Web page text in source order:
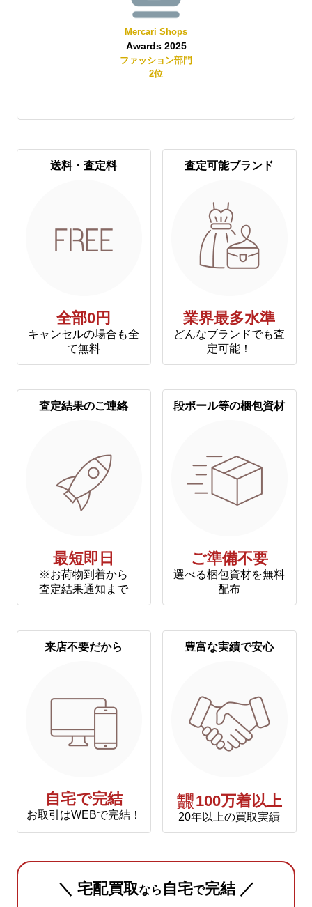
Mercari Shops
Awards 2025
ファッション部門
2位
送料・査定料
全部0円
キャンセルの場合も全
て無料
査定可能ブランド
業界最多水準
どんなブランドでも査
定可能！
査定結果のご連絡
最短即日
※お荷物到着から
査定結果通知まで
段ボール等の梱包資材
ご準備不要
選べる梱包資材を無料
配布
来店不要だから
自宅で完結
お取引はWEBで完結！
豊富な実績で安心
年間
買取 100万着以上
20年以上の買取実績
＼ 宅配買取なら 自宅で完結 ／